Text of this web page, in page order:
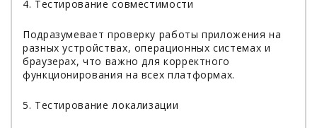
4. Тестирование совместимости
Подразумевает проверку работы приложения на
разных устройствах, операционных системах и
браузерах, что важно для корректного
функционирования на всех платформах.
5. Тестирование локализации